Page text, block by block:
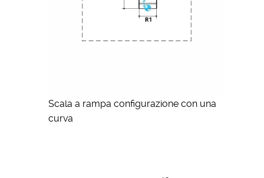
Scala a rampa configurazione con una
curva